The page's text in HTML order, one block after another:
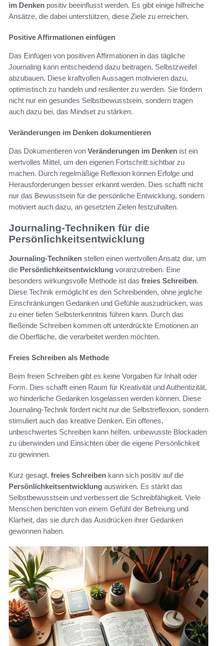
im Denken positiv beeinflusst werden. Es gibt einige hilfreiche
Ansätze, die dabei unterstützen, diese Ziele zu erreichen.
Positive Affirmationen einfügen
Das Einfügen von positiven Affirmationen in das tägliche
Journaling kann entscheidend dazu beitragen, Selbstzweifel
abzubauen. Diese kraftvollen Aussagen motivieren dazu,
optimistisch zu handeln und resilienter zu werden. Sie fördern
nicht nur ein gesundes Selbstbewusstsein, sondern tragen
auch dazu bei, das Mindset zu stärken.
Veränderungen im Denken dokumentieren
Das Dokumentieren von Veränderungen im Denken ist ein
wertvolles Mittel, um den eigenen Fortschritt sichtbar zu
machen. Durch regelmäßige Reflexion können Erfolge und
Herausforderungen besser erkannt werden. Dies schafft nicht
nur das Bewusstsein für die persönliche Entwicklung, sondern
motiviert auch dazu, an gesetzten Zielen festzuhalten.
Journaling-Techniken für die
Persönlichkeitsentwicklung
Journaling-Techniken stellen einen wertvollen Ansatz dar, um
die Persönlichkeitsentwicklung voranzutreiben. Eine
besonders wirkungsvolle Methode ist das freies Schreiben.
Diese Technik ermöglicht es den Schreibenden, ohne jegliche
Einschränkungen Gedanken und Gefühle auszudrücken, was
zu einer tiefen Selbsterkenntnis führen kann. Durch das
fließende Schreiben kommen oft unterdrückte Emotionen an
die Oberfläche, die verarbeitet werden möchten.
Freies Schreiben als Methode
Beim freien Schreiben gibt es keine Vorgaben für Inhalt oder
Form. Dies schafft einen Raum für Kreativität und Authentizität,
wo hinderliche Gedanken losgelassen werden können. Diese
Journaling-Technik fördert nicht nur die Selbstreflexion, sondern
stimuliert auch das kreative Denken. Ein offenes,
unbeschwertes Schreiben kann helfen, unbewusste Blockaden
zu überwinden und Einsichten über die eigene Persönlichkeit
zu gewinnen.
Kurz gesagt, freies Schreiben kann sich positiv auf die
Persönlichkeitsentwicklung auswirken. Es stärkt das
Selbstbewusstsein und verbessert die Schreibfähigkeit. Viele
Menschen berichten von einem Gefühl der Befreiung und
Klarheit, das sie durch das Ausdrücken ihrer Gedanken
gewonnen haben.